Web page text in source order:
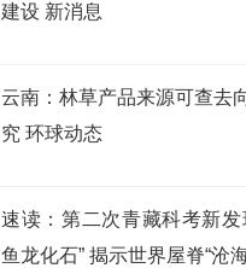
建设 新消息
云南：林草产品来源可查去
究 环球动态
速读：第二次青藏科考新发
鱼龙化石” 揭示世界屋脊“沧